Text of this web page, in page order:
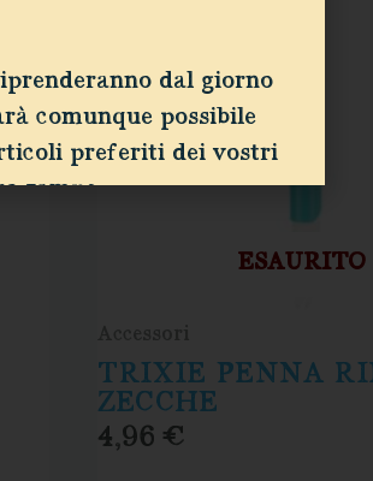
ESAURITO
TRIXIE PENNA
ZECCHE
4,96€
dal giorno
comunque possibile
preferiti dei vostri
zampe